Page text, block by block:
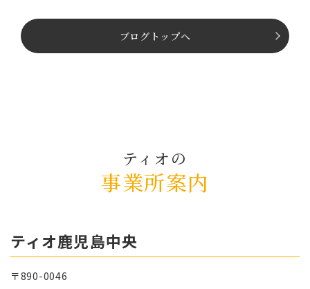
ブログトップへ
ティオの
事業所案内
ティオ⿅児島中央
〒890-0046